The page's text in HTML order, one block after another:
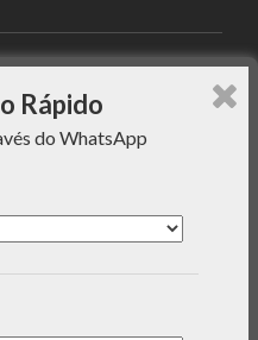
uma mensagem com o
seu WhatsApp!
Rápido
do WhatsApp